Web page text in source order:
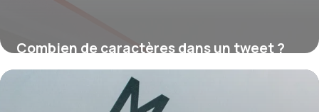
Combien de caractères dans un tweet ?
16 juillet 2026